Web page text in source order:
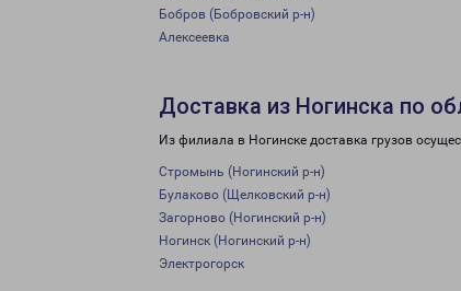
Бобров (Бобровский р-н)
Алексеевка
Доставка из Ногинска по
Из филиала в Ногинске доставка грузов
Стромынь (Ногинский р-н)
Булаково (Щелковский р-н)
Загорново (Ногинский р-н)
Ногинск (Ногинский р-н)
Электрогорск